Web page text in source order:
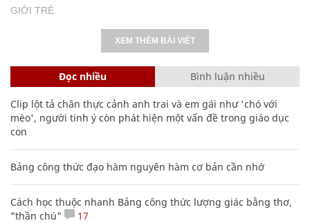
GIỚI TRẺ
XEM THÊM BÀI VIẾT
Đọc nhiều Bình luận nhiều
Clip lột tả chân thực cảnh anh trai và em gái như 'chó với
mèo', người tinh ý còn phát hiện một vấn đề trong giáo dục
con
Bảng công thức đạo hàm nguyên hàm cơ bản cần nhớ
Cách học thuộc nhanh Bảng công thức lượng giác bằng thơ,
"thần chú"
17